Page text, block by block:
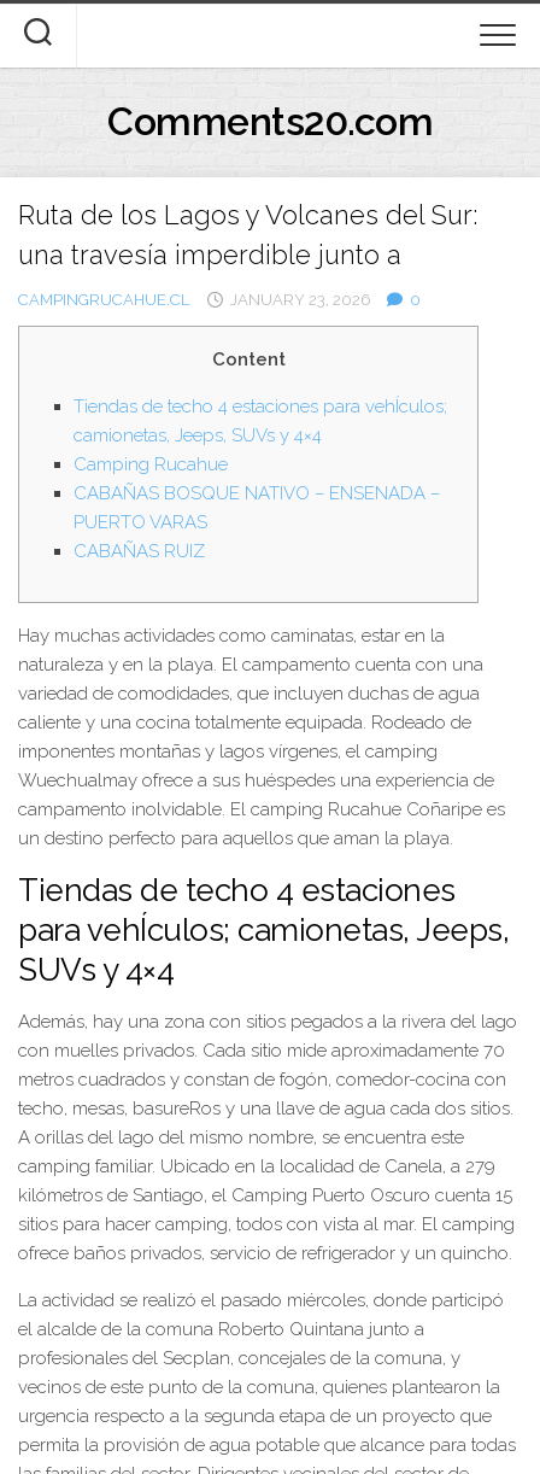
content
Comments20.com
Ruta de los Lagos y Volcanes del Sur:
una travesía imperdible junto a
CAMPINGRUCAHUE.CL JANUARY 23, 2026 0
Content
Tiendas de techo 4 estaciones para vehÍculos;
camionetas, Jeeps, SUVs y 4×4
Camping Rucahue
CABAÑAS BOSQUE NATIVO – ENSENADA –
PUERTO VARAS
CABAÑAS RUIZ
Hay muchas actividades como caminatas, estar en la
naturaleza y en la playa. El campamento cuenta con una
variedad de comodidades, que incluyen duchas de agua
caliente y una cocina totalmente equipada. Rodeado de
imponentes montañas y lagos vírgenes, el camping
Wuechualmay ofrece a sus huéspedes una experiencia de
campamento inolvidable. El camping Rucahue Coñaripe es
un destino perfecto para aquellos que aman la playa.
Tiendas de techo 4 estaciones
para vehÍculos; camionetas, Jeeps,
SUVs y 4×4
Además, hay una zona con sitios pegados a la rivera del lago
con muelles privados. Cada sitio mide aproximadamente 70
metros cuadrados y constan de fogón, comedor-cocina con
techo, mesas, basureRos y una llave de agua cada dos sitios.
A orillas del lago del mismo nombre, se encuentra este
camping familiar. Ubicado en la localidad de Canela, a 279
kilómetros de Santiago, el Camping Puerto Oscuro cuenta 15
sitios para hacer camping, todos con vista al mar. El camping
ofrece baños privados, servicio de refrigerador y un quincho.
La actividad se realizó el pasado miércoles, donde participó
el alcalde de la comuna Roberto Quintana junto a
profesionales del Secplan, concejales de la comuna, y
vecinos de este punto de la comuna, quienes plantearon la
urgencia respecto a la segunda etapa de un proyecto que
permita la provisión de agua potable que alcance para todas